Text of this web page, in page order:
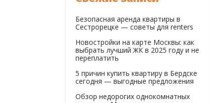
Безопасная аренда квартиры в
Сестрорецке — советы для renters
Новостройки на карте Москвы: как
выбрать лучший ЖК в 2025 году и не
переплатить
5 причин купить квартиру в Бердске
сегодня — выгодные предложения
Обзор недорогих однокомнатных